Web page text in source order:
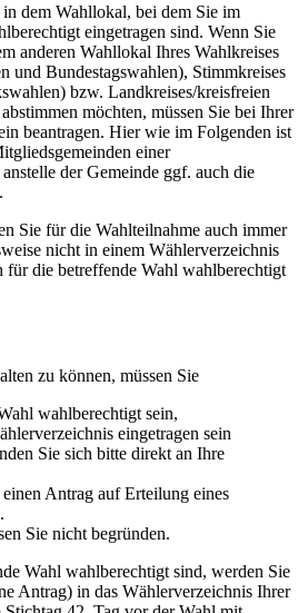
dem Wahllokal, bei dem Sie im
eingetragen sind. Wenn Sie
anderen Wahllokal Ihres Wahlkreises
und Bundestagswahlen), Stimmkreises
bzw. Landkreises/kreisfreien
möchten, müssen Sie bei Ihrer
beantragen. Hier wie im Folgenden ist
einer
der Gemeinde ggf. auch die
Sie für die Wahlteilnahme auch immer
nicht in einem Wählerverzeichnis
für die betreffende Wahl wahlberechtigt
zu können, müssen Sie
wahlberechtigt sein,
eingetragen sein
Sie sich bitte direkt an Ihre
Antrag auf Erteilung eines
Sie nicht begründen.
Wahl wahlberechtigt sind, werden Sie
Antrag) in das Wählerverzeichnis Ihrer